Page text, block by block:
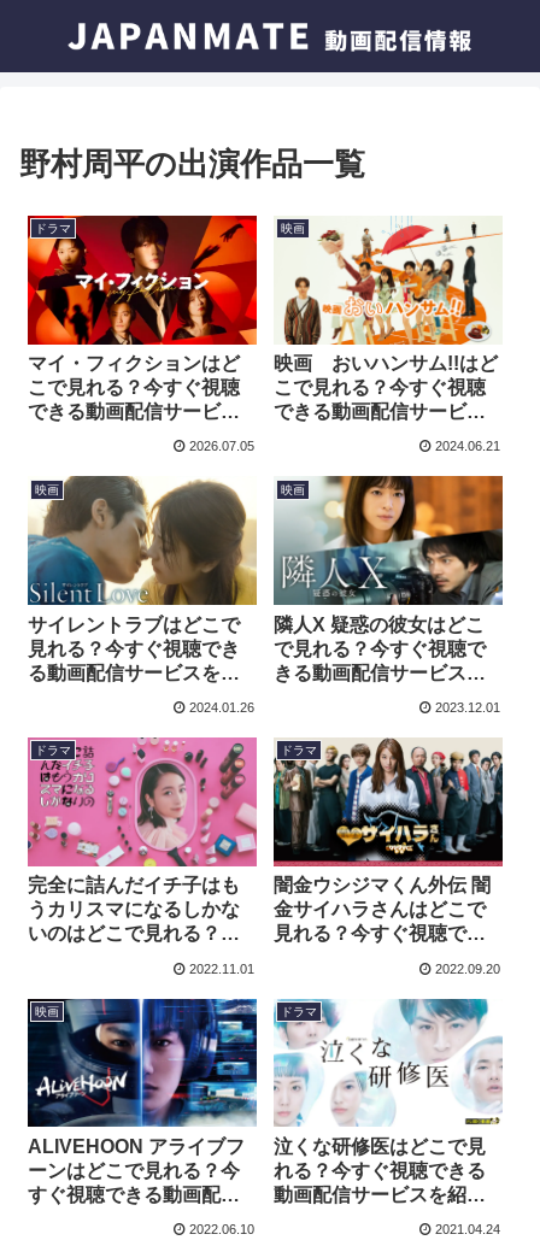
野村周平の出演作品一覧
ドラマ
マイ・フィクションはど
こで見れる？今すぐ視聴
できる動画配信サービス
2026.07.05
映画
映画 おいハンサム!!はど
こで見れる？今すぐ視聴
できる動画配信サービス
2024.06.21
映画
サイレントラブはどこで
見れる？今すぐ視聴でき
る動画配信サービスを紹
2024.01.26
映画
隣人X 疑惑の彼女はどこ
で見れる？今すぐ視聴で
きる動画配信サービスを
2023.12.01
ドラマ
完全に詰んだイチ子はも
うカリスマになるしかな
いのはどこで見れる？今
サービスを紹介！
2022.11.01
ドラマ
闇金ウシジマくん外伝 闇
金サイハラさんはどこで
見れる？今すぐ視聴でき
2022.09.20
映画
ALIVEHOON アライブフ
ーンはどこで見れる？今
すぐ視聴できる動画配信
サービスを紹介！
2022.06.10
ドラマ
泣くな研修医はどこで見
れる？今すぐ視聴できる
動画配信サービスを紹
2021.04.24